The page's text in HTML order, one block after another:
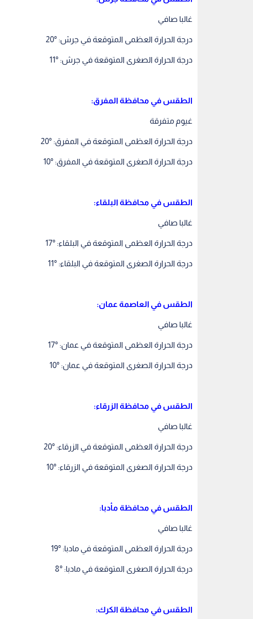
غالبا صافي
درجة الحرارة العظمى المتوقعة في جرش: °20
درجة الحرارة الصغرى المتوقعة في جرش: °11
الطقس في محافظة المفرق:
غيوم متفرقة
درجة الحرارة العظمى المتوقعة في المفرق: °20
درجة الحرارة الصغرى المتوقعة في المفرق: °10
الطقس في محافظة البلقاء:
غالبا صافي
درجة الحرارة العظمى المتوقعة في البلقاء: °17
درجة الحرارة الصغرى المتوقعة في البلقاء: °11
الطقس في العاصمة عمان:
غالبا صافي
درجة الحرارة العظمى المتوقعة في عمان: °17
درجة الحرارة الصغرى المتوقعة في عمان: °10
الطقس في محافظة الزرقاء:
غالبا صافي
درجة الحرارة العظمى المتوقعة في الزرقاء: °20
درجة الحرارة الصغرى المتوقعة في الزرقاء: °10
الطقس في محافظة مأدبا:
غالبا صافي
درجة الحرارة العظمى المتوقعة في مادبا: °19
درجة الحرارة الصغرى المتوقعة في مادبا: °8
الطقس في محافظة الكرك: